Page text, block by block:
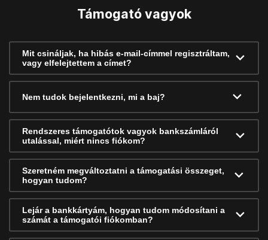
Támogató vagyok
Mit csináljak, ha hibás e-mail-címmel regisztráltam,
vagy elfelejtettem a címet?
Nem tudok bejelentkezni, mi a baj?
Rendszeres támogatótok vagyok bankszámláról
utalással, miért nincs fiókom?
Szeretném megváltoztatni a támogatási összeget,
hogyan tudom?
Lejár a bankkártyám, hogyan tudom módosítani a
számát a támogatói fiókomban?